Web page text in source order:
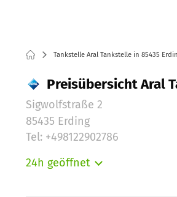
Tankstelle Aral Tankstelle in 85435
Preisübersicht Aral
Sigwolfstraße 2
85435 Erding
Tel: +498122902786
24h geöffnet